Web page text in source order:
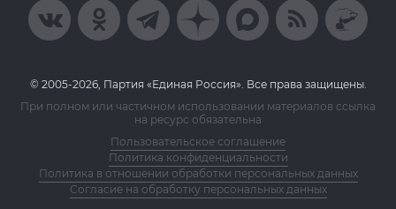
© 2005-2026, Партия «Единая Россия». Все права защищены.
При полном или частичном использовании материалов ссылка
на ресурс обязательна
Пользовательское соглашение
Политика конфиденциальности
Политика в отношении обработки персональных данных
Согласие на обработку персональных данных